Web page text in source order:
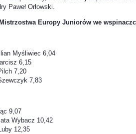
Paweł Orłowski.
Europy Juniorów we
Myśliwiec 6,04
6,15
7,20
7,83
9,07
Wybacz 10,42
12,35